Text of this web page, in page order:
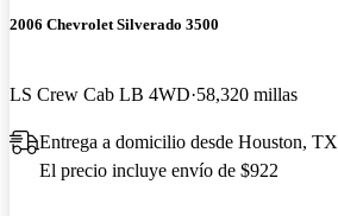
2006 Chevrolet Silverado 3500
LS Crew Cab LB 4WD 58,320 millas
Entrega a domicilio desde Houston, TX
El precio incluye envío de $922